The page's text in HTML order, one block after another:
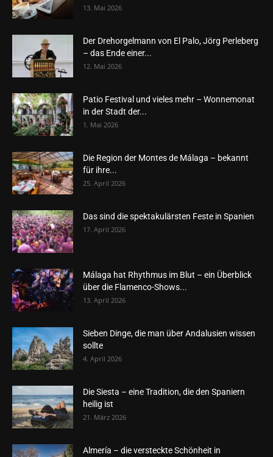
13. Mai 2026
Der Drehorgelmann von El Palo, Jörg Perleberg
– das Ende einer...
12. Mai 2026
Patio Festival und vieles mehr – Wonnemonat
in der Stadt der...
1. Mai 2026
Die Region der Montes de Málaga – bekannt
für ihre...
25. April 2026
Das sind die spektakulärsten Feste in Spanien
17. April 2026
Málaga hat Rhythmus im Blut – ein Überblick
über die Flamenco-Shows...
13. April 2026
Sieben Dinge, die man über Andalusien wissen
sollte
4. April 2026
Die Siesta – eine Tradition, die den Spaniern
heilig ist
21. März 2026
Almería – die versteckte Schönheit in